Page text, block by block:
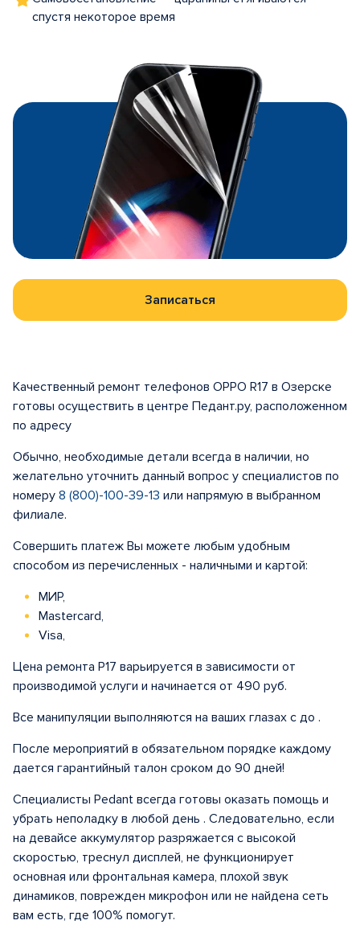
спустя некоторое время
Записаться
Качественный ремонт телефонов OPPO R17 в Озерске
готовы осуществить в центре Педант.ру, расположенном
по адресу
Обычно, необходимые детали всегда в наличии, но
желательно уточнить данный вопрос у специалистов по
номеру 8 (800)-100-39-13 или напрямую в выбранном
филиале.
Совершить платеж Вы можете любым удобным
способом из перечисленных - наличными и картой:
МИР,
Mastercard,
Visa,
Цена ремонта Р17 варьируется в зависимости от
производимой услуги и начинается от 490 руб.
Все манипуляции выполняются на ваших глазах с до .
После мероприятий в обязательном порядке каждому
дается гарантийный талон сроком до 90 дней!
Специалисты Pedant всегда готовы оказать помощь и
убрать неполадку в любой день . Следовательно, если
на девайсе аккумулятор разряжается с высокой
скоростью, треснул дисплей, не функционирует
основная или фронтальная камера, плохой звук
динамиков, поврежден микрофон или не найдена сеть
вам есть, где 100% помогут.